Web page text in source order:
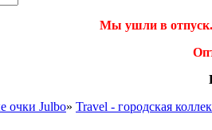
Мы ушли в отпуск.
очки Julbo» Travel - городская